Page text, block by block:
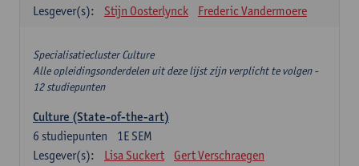
Lesgever(s):
Stijn Oosterlynck Frederic Vandermoere
Specialisatiecluster Culture
Alle opleidingsonderdelen uit deze lijst zijn verplicht te volgen -
12 studiepunten
Culture (State-of-the-art)
1E SEM
6 studiepunten
Lesgever(s):
Lisa Suckert
Gert Verschraegen